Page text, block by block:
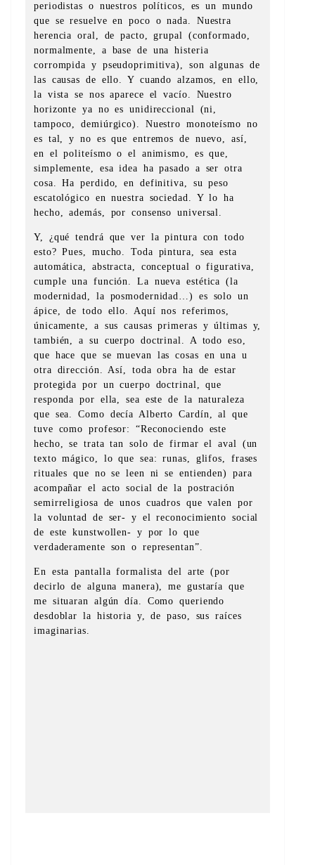
periodistas o nuestros políticos, es un mundo
que se resuelve en poco o nada. Nuestra
herencia oral, de pacto, grupal (conformado,
normalmente, a base de una histeria
corrompida y pseudoprimitiva), son algunas de
las causas de ello. Y cuando alzamos, en ello,
la vista se nos aparece el vacío. Nuestro
horizonte ya no es unidireccional (ni,
tampoco, demiúrgico). Nuestro monoteísmo no
es tal, y no es que entremos de nuevo, así,
en el politeísmo o el animismo, es que,
simplemente, esa idea ha pasado a ser otra
cosa. Ha perdido, en definitiva, su peso
escatológico en nuestra sociedad. Y lo ha
hecho, además, por consenso universal.
Y, ¿qué tendrá que ver la pintura con todo
esto? Pues, mucho. Toda pintura, sea esta
automática, abstracta, conceptual o figurativa,
cumple una función. La nueva estética (la
modernidad, la posmodernidad…) es solo un
ápice, de todo ello. Aquí nos referimos,
únicamente, a sus causas primeras y últimas y,
también, a su cuerpo doctrinal. A todo eso,
que hace que se muevan las cosas en una u
otra dirección. Así, toda obra ha de estar
protegida por un cuerpo doctrinal, que
responda por ella, sea este de la naturaleza
que sea. Como decía Alberto Cardín, al que
tuve como profesor: “Reconociendo este
hecho, se trata tan solo de firmar el aval (un
texto mágico, lo que sea: runas, glifos, frases
rituales que no se leen ni se entienden) para
acompañar el acto social de la postración
semirreligiosa de unos cuadros que valen por
la voluntad de ser- y el reconocimiento social
de este kunstwollen- y por lo que
verdaderamente son o representan”.
En esta pantalla formalista del arte (por
decirlo de alguna manera), me gustaría que
me situaran algún día. Como queriendo
desdoblar la historia y, de paso, sus raíces
imaginarias.